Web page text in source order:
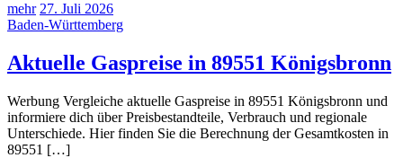
mehr 27. Juli 2026
Baden-Württemberg
Aktuelle Gaspreise in 89551 Königsbronn
Werbung Vergleiche aktuelle Gaspreise in 89551 Königsbronn und
informiere dich über Preisbestandteile, Verbrauch und regionale
Unterschiede. Hier finden Sie die Berechnung der Gesamtkosten in
89551 […]